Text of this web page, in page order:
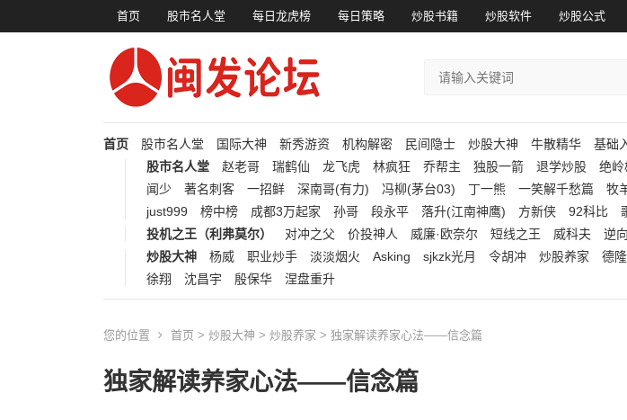
首页 股市名人堂 每日龙虎榜 每日策略 炒股书籍 炒股软件 炒股公式
首页 股市名人堂 国际大神 新秀游资 机构解密 民间隐士 炒股大神 牛散精华 基础
股市名人堂
赵老哥 瑞鹤仙 龙飞虎 林疯狂 乔帮主 独股一箭 退学炒股 绝岭
闻少
著名刺客 一招鲜 深南哥(有力) 冯柳(茅台03) 丁一熊 一笑解千愁篇 牧
just999
榜中榜 成都3万起家 孙哥 段永平 落升(江南神鹰) 方新侠 92科比
投机之王（利弗莫尔）
对冲之父 价投神人 威廉·欧奈尔 短线之王 威科夫 逆
炒股大神
杨威 职业炒手 淡淡烟火 Asking sjkzk光月 令胡冲 炒股养家 德
徐翔
沈昌宇 殷保华 涅盘重升
您的位置 首页 > 炒股大神 > 炒股养家 > 独家解读养家心法——信念篇
独家解读养家心法——信念篇